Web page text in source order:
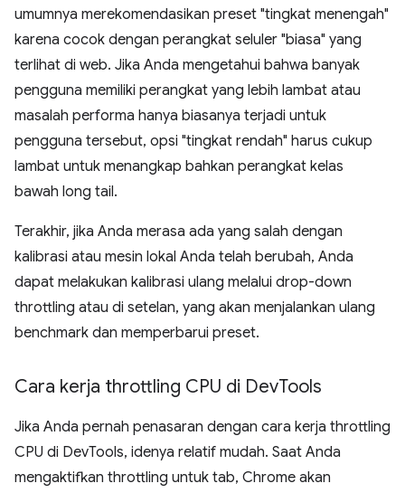
umumnya merekomendasikan preset "tingkat menengah"
karena cocok dengan perangkat seluler "biasa" yang
terlihat di web. Jika Anda mengetahui bahwa banyak
pengguna memiliki perangkat yang lebih lambat atau
masalah performa hanya biasanya terjadi untuk
pengguna tersebut, opsi "tingkat rendah" harus cukup
lambat untuk menangkap bahkan perangkat kelas
bawah long tail.
Terakhir, jika Anda merasa ada yang salah dengan
kalibrasi atau mesin lokal Anda telah berubah, Anda
dapat melakukan kalibrasi ulang melalui drop-down
throttling atau di setelan, yang akan menjalankan ulang
benchmark dan memperbarui preset.
Cara kerja throttling CPU di DevTools
Jika Anda pernah penasaran dengan cara kerja throttling
CPU di DevTools, idenya relatif mudah. Saat Anda
mengaktifkan throttling untuk tab, Chrome akan